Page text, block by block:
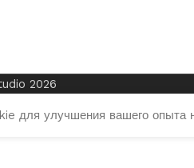
2026
для улучшения вашего опыта